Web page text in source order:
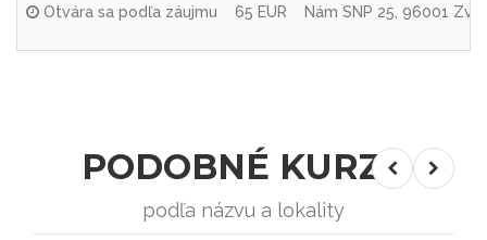
Otvára sa podľa záujmu 65 EUR Nám SNP 25, 96001
PODOBNÉ KURZY
podľa názvu a lokality